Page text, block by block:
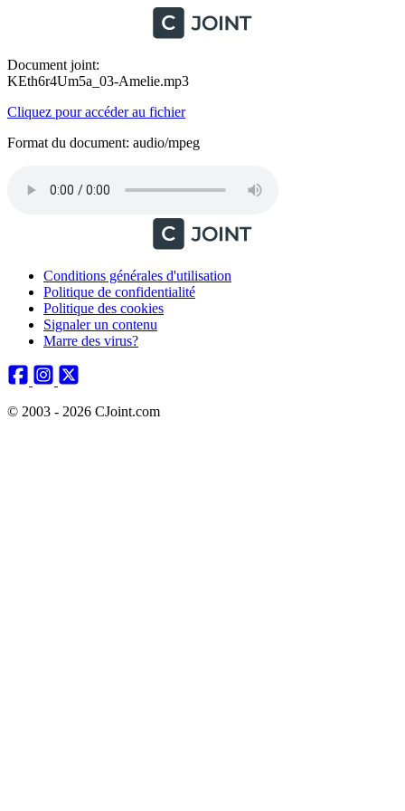
Document joint:
KEth6r4Um5a_03-Amelie.mp3
Cliquez pour accéder au fichier
Format du document: audio/mpeg
Conditions générales d'utilisation
Politique de confidentialité
Politique des cookies
Signaler un contenu
Marre des virus?
© 2003 - 2026 CJoint.com